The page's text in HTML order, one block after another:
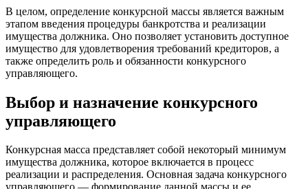
В целом, определение конкурсной массы является важным
этапом введения процедуры банкротства и реализации
имущества должника. Оно позволяет установить доступное
имущество для удовлетворения требований кредиторов, а
также определить роль и обязанности конкурсного
управляющего.
Выбор и назначение конкурсного
управляющего
Конкурсная масса представляет собой некоторый минимум
имущества должника, которое включается в процесс
реализации и распределения. Основная задача конкурсного